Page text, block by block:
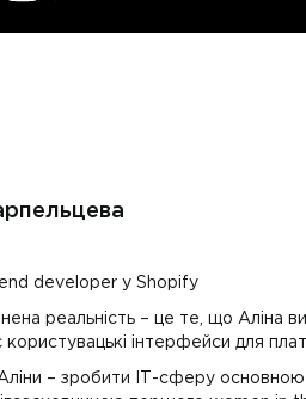
developer у Shopify
реальність – це те, що Аліна
інтерфейси для
– зробити ІТ-сферу основною